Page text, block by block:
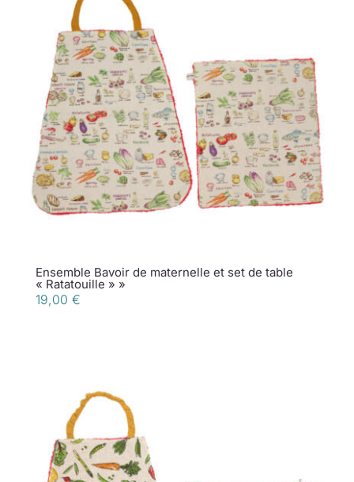
Ensemble Bavoir de maternelle et set de table
« Ratatouille » »
19,00 €